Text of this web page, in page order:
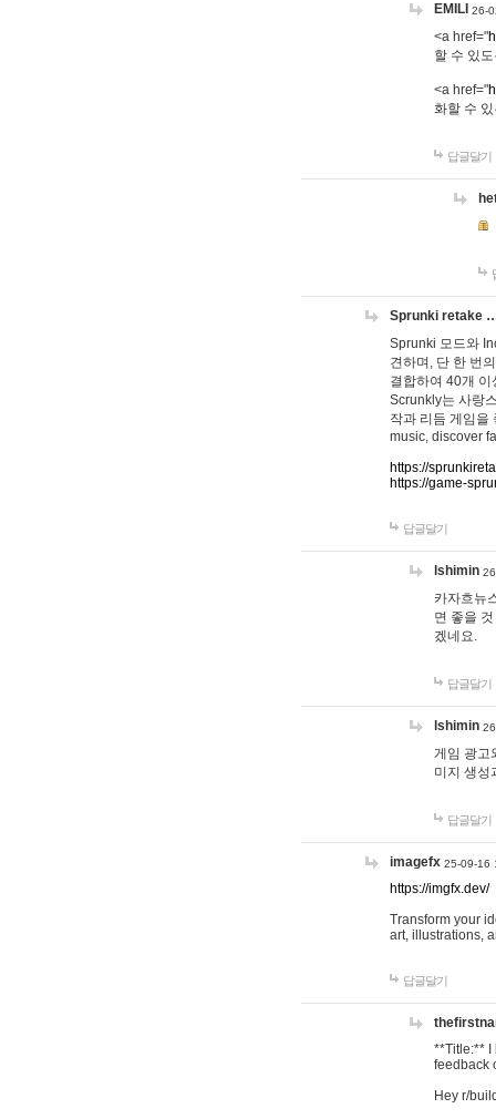
EMILI 26-
<a href="
할 수 있
<a href="
화할 수
답글달기
Sprunki retake
Sprunki 모드와
견하며, 단 한 번
결합하여 40개
Scrunkly는 사랑
작과 리듬 게임을
music, discover
https://
https://game-
답글달기
lshimin
카자흐뉴
면 좋을
겠네요.
답글달기
lshimin
게임 광고
미지 생성
답글달기
imagefx 25-09-16
https://imgfx.dev/
Transform your
art, illustrations,
답글달기
**Title:** I
feedback
Hey r/